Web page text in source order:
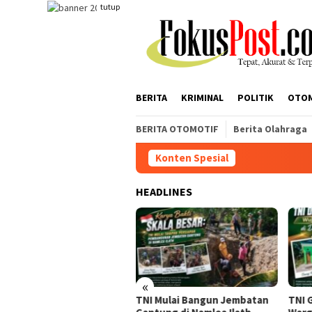
tutup
BERITA KRIMINAL POLITIK
BERITA OTOMOTIF Berita Olahraga
Konten Spesial
HEADLINES
«
TNI Mulai Bangun Jembatan
TNI Gaspol Bangun